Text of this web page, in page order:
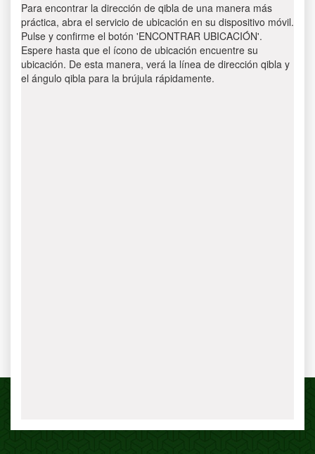
Para encontrar la dirección de qibla de una manera más
práctica, abra el servicio de ubicación en su dispositivo móvil.
Pulse y confirme el botón 'ENCONTRAR UBICACIÓN'.
Espere hasta que el ícono de ubicación encuentre su
ubicación. De esta manera, verá la línea de dirección qibla y
el ángulo qibla para la brújula rápidamente.